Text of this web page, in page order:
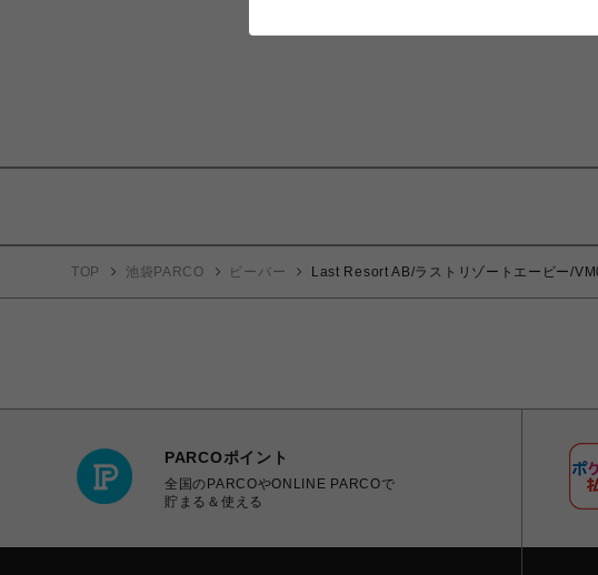
TOP 池袋PARCO ビーバー Last Resort AB/ラストリゾートエービー/
PARCOポイント
全国のPARCOやONLINE PARCOで
貯まる＆使える